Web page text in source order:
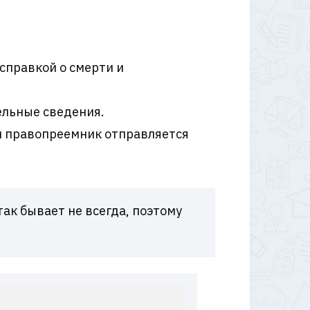
о смерти и
сведения.
отправляется
бывает не всегда, поэтому